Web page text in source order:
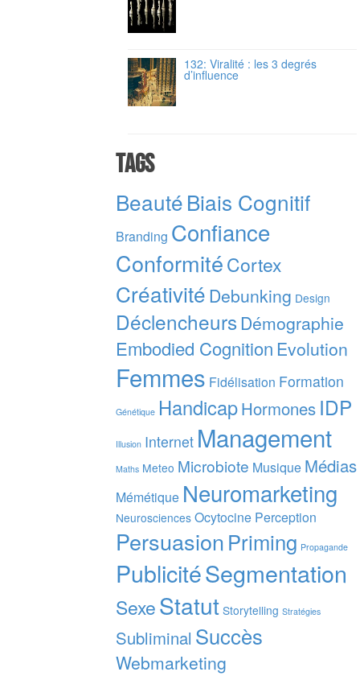
132: Viralité : les 3 degrés
d’influence
Tags
BeautéBiais Cognitif
Branding Confiance
ConformitéCortex
Créativité Debunking Design
Déclencheurs Démographie
Embodied Cognition Evolution
Femmes Fidélisation Formation
Génétique HandicapHormones IDP
Illusion Internet Management
Maths Meteo Microbiote Musique Médias
Mémétique Neuromarketing
Neurosciences Ocytocine Perception
PersuasionPriming Propagande
PublicitéSegmentation
SexeStatut Storytelling Stratégies
Subliminal Succès
Webmarketing